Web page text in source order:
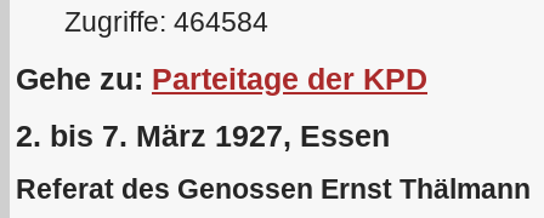
Zugriffe: 464584
Gehe zu: Parteitage der KPD
2. bis 7. März 1927, Essen
Referat des Genossen Ernst Thälmann